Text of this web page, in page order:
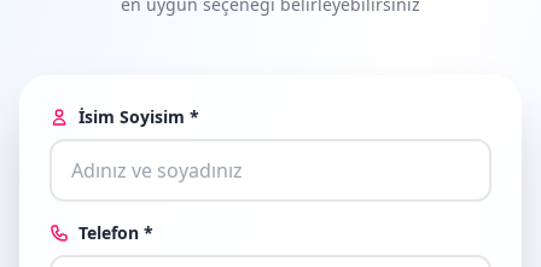
İsim Soyisim *
Telefon *